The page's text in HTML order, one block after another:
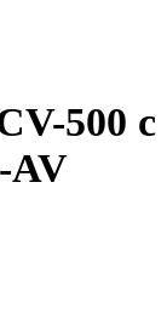
500 с
AV